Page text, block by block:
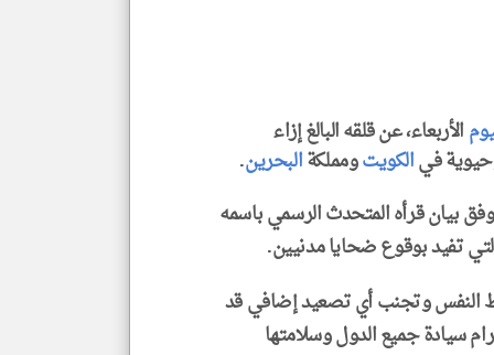
الأربعاء، عن قلقه البالغ إزاء
فيالكويتومملكةالبحرين.
بيان قرأه المتحدث الرسمي باسمه
التي تفيد بوقوع ضحايا مدنيين.
النفس وتجنب أي تصعيد إضافي قد
سيادة جميع الدول وسلامتها